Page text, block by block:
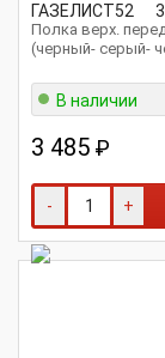
ГАЗЕЛИСТ52
Полка верх.
(черный- серый-
В наличии
3 485 ₽
- +